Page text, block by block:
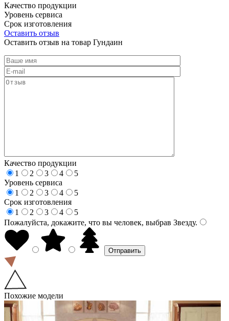
Качество продукции
Уровень сервиса
Срок изготовления
Оставить отзыв
Оставить отзыв на товар Гундаин
Качество продукции
1
2 3 4
5
Уровень сервиса
1
2 3 4
5
Срок изготовления
1
2 3 4
5
Пожалуйста, докажите, что вы человек, выбрав Звезду.
Похожие модели